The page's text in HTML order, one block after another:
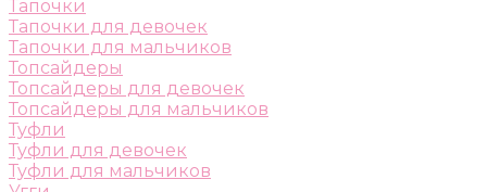
Тапочки
Тапочки для девочек
Тапочки для мальчиков
Топсайдеры
Топсайдеры для девочек
Топсайдеры для мальчиков
Туфли
Туфли для девочек
Туфли для мальчиков